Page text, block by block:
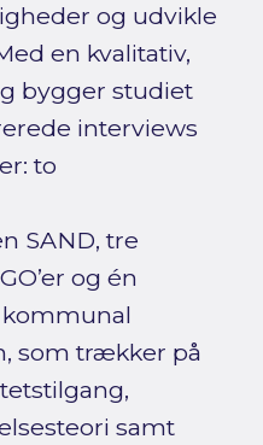
og udvikle
en kvalitativ,
bygger studiet
interviews
to
SAND, tre
og én
kommunal
som trækker på
samt